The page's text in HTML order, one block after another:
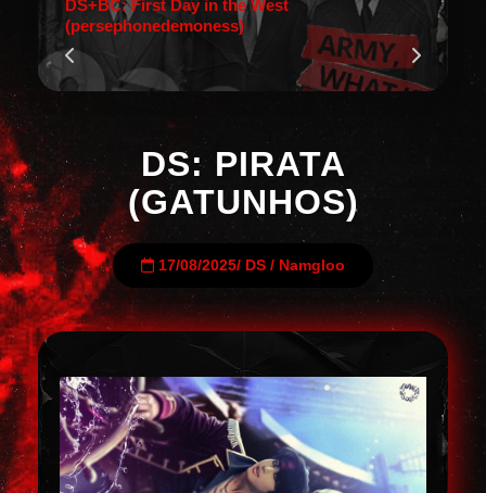
DS+BC: First Day in the West
(persephonedemoness)
DS: PIRATA
(GATUNHOS)
17/08/2025/ DS / Namgloo